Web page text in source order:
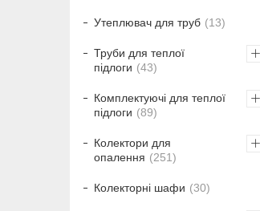
Утеплювач для труб 13
Труби для теплої
підлоги
43
Комплектуючі для теплої
підлоги
89
Колектори для
опалення
251
Колекторні шафи 30